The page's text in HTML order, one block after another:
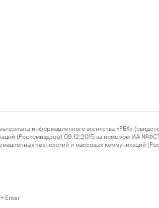
информационного агентства «РБК»
(Роскомнадзор) 09.12.2015 за номером ИА
технологий и массовых коммуникаций
Enter